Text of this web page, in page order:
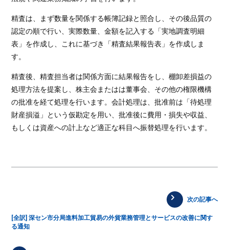
精査は、まず数量を関係する帳簿記録と照合し、その後品質の
認定の順で行い、実際数量、金額を記入する「実地調査明細
表」を作成し、これに基づき「精査結果報告表」を作成しま
す。
精査後、精査担当者は関係方面に結果報告をし、棚卸差損益の
処理方法を提案し、株主会またはは董事会、その他の権限機構
の批准を経て処理を行います。会計処理は、批准前は「待処理
財産損溢」という仮勘定を用い、批准後に費用・損失や収益、
もしくは資産への計上など適正な科目へ振替処理を行います。
次の記事へ
[全訳] 深セン市分局進料加工貿易の外貨業務管理とサービスの改善に関す
る通知